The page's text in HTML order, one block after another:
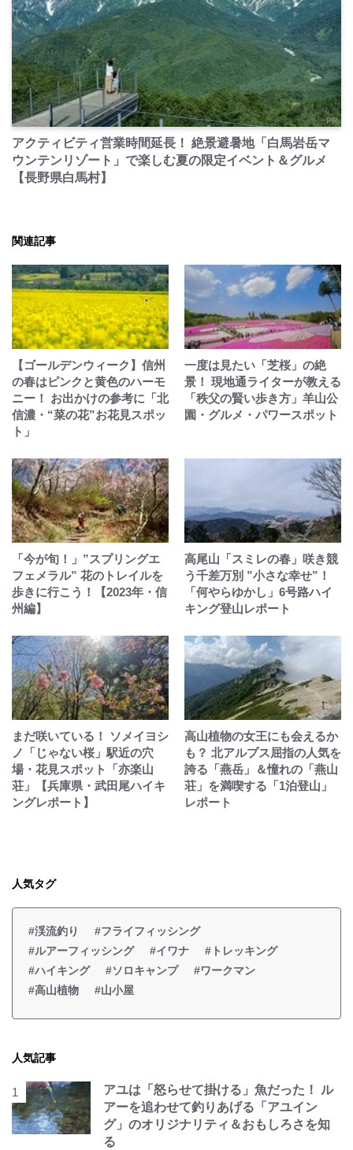
PR
アクティビティ営業時間延長！ 絶景避暑地「白馬岩岳マ
ウンテンリゾート」で楽しむ夏の限定イベント＆グルメ
【長野県白馬村】
関連記事
【ゴールデンウィーク】信州
の春はピンクと黄色のハーモ
ニー！ お出かけの参考に「北
信濃・“菜の花”お花見スポッ
ト」
一度は見たい「芝桜」の絶
景！ 現地通ライターが教える
「秩父の賢い歩き方」羊山公
園・グルメ・パワースポット
「今が旬！」”スプリングエ
フェメラル” 花のトレイルを
歩きに行こう！【2023年・信
州編】
高尾山「スミレの春」咲き競
う千差万別 ”小さな幸せ”！
「何やらゆかし」6号路ハイ
キング登山レポート
まだ咲いている！ ソメイヨシ
ノ「じゃない桜」駅近の穴
場・花見スポット「亦楽山
荘」【兵庫県・武田尾ハイキ
ングレポート】
高山植物の女王にも会えるか
も？ 北アルプス屈指の人気を
誇る「燕岳」＆憧れの「燕山
荘」を満喫する「1泊登山」
レポート
人気タグ
#渓流釣り
#フライフィッシング
#ルアーフィッシング
#イワナ
#トレッキング
#ハイキング
#ソロキャンプ
#ワークマン
#高山植物
#山小屋
人気記事
アユは「怒らせて掛ける」魚だった！ ル
アーを追わせて釣りあげる「アユイン
グ」のオリジナリティ＆おもしろさを知
る